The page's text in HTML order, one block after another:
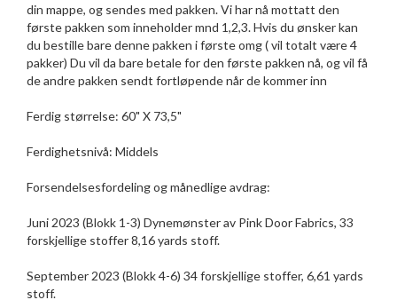
din mappe, og sendes med pakken. Vi har nå mottatt den
første pakken som inneholder mnd 1,2,3. Hvis du ønsker kan
du bestille bare denne pakken i første omg ( vil totalt være 4
pakker) Du vil da bare betale for den første pakken nå, og vil få
de andre pakken sendt fortløpende når de kommer inn
Ferdig størrelse: 60" X 73,5"
Ferdighetsnivå: Middels
Forsendelsesfordeling og månedlige avdrag:
Juni 2023 (Blokk 1-3) Dynemønster av Pink Door Fabrics, 33
forskjellige stoffer 8,16 yards stoff.
September 2023 (Blokk 4-6) 34 forskjellige stoffer, 6,61 yards
stoff.